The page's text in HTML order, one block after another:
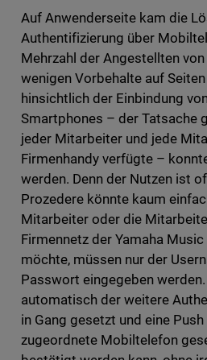
Auf Anwenderseite kam die
Authentifizierung über
Mehrzahl der Angestellten
wenigen Vorbehalte auf
hinsichtlich der Einbindung
Smartphones – der Tatsache
jeder Mitarbeiter und jede
Firmenhandy verfügte –
werden. Denn der Nutzen ist
Prozedere könnte kaum
Mitarbeiter oder die
Firmennetz der Yamaha
möchte, müssen nur der
Passwort eingegeben
automatisch der weitere
in Gang gesetzt und eine
zugeordnete Mobiltelefon